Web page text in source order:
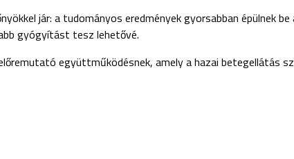
jár: a tudományos eredmények gyorsabban épülnek be
gyógyítást tesz lehetővé.
együttműködésnek, amely a hazai betegellátás